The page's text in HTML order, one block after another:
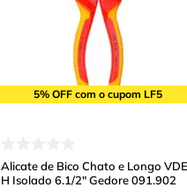
5% OFF com o cupom LF5
Alicate de Bico Chato e Longo VDE
H Isolado 6.1/2" Gedore 091.902